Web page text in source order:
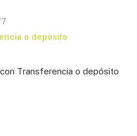
o depósito
Transferencia o depósito